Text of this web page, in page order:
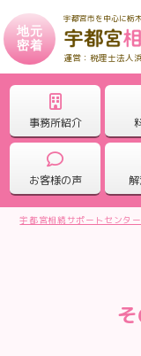
宇都宮市を中心に栃
地元
密着
税理士法人
事務所紹介
お客様の声
宇都宮相続サポートセンター